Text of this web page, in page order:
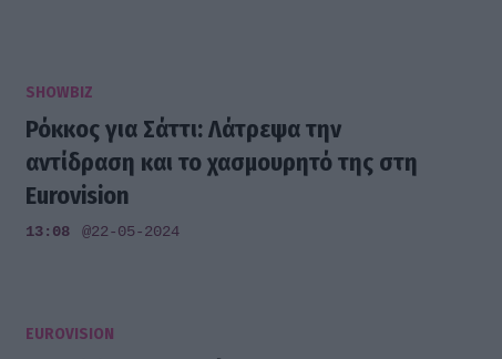
SHOWBIZ
Ρόκκος για Σάττι: Λάτρεψα την
αντίδραση και το χασμουρητό της στη
Eurovision
13:08 @22-05-2024
EUROVISION